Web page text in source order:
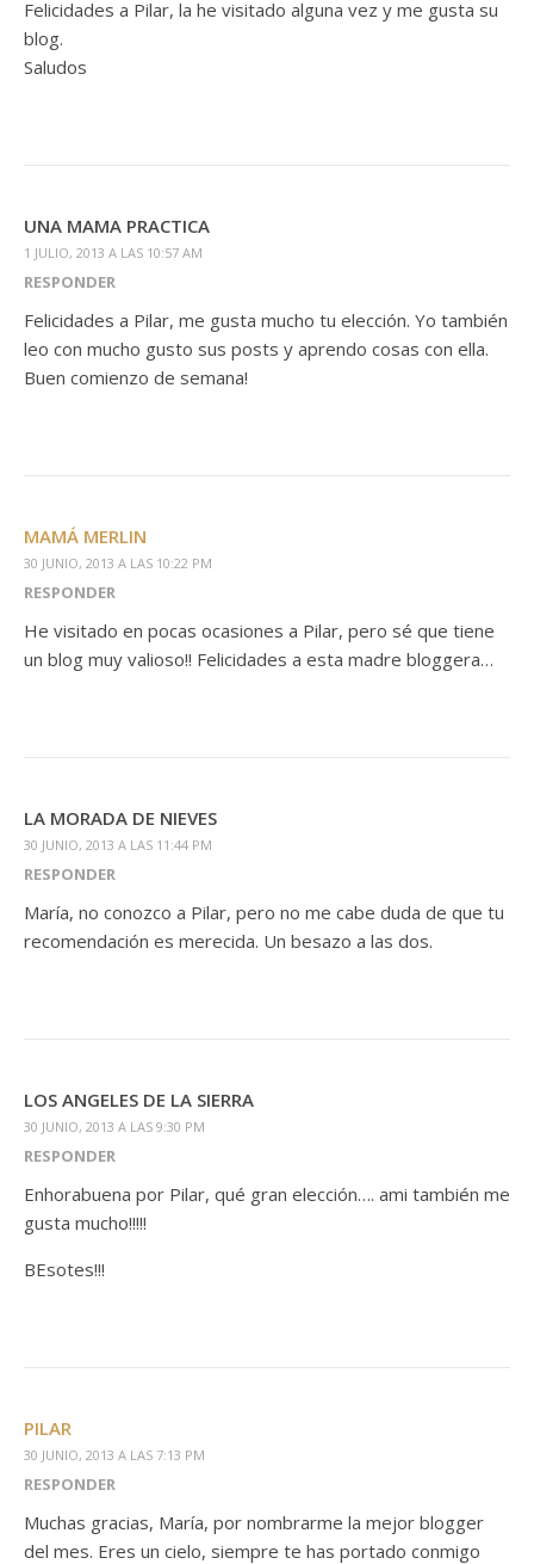
Felicidades a Pilar, la he visitado alguna vez y me gusta su
blog.
Saludos
UNA MAMA PRACTICA
1 JULIO, 2013 A LAS 10:57 AM
RESPONDER
Felicidades a Pilar, me gusta mucho tu elección. Yo también
leo con mucho gusto sus posts y aprendo cosas con ella.
Buen comienzo de semana!
MAMÁ MERLIN
30 JUNIO, 2013 A LAS 10:22 PM
RESPONDER
He visitado en pocas ocasiones a Pilar, pero sé que tiene
un blog muy valioso!! Felicidades a esta madre bloggera…
LA MORADA DE NIEVES
30 JUNIO, 2013 A LAS 11:44 PM
RESPONDER
María, no conozco a Pilar, pero no me cabe duda de que tu
recomendación es merecida. Un besazo a las dos.
LOS ANGELES DE LA SIERRA
30 JUNIO, 2013 A LAS 9:30 PM
RESPONDER
Enhorabuena por Pilar, qué gran elección…. ami también me
gusta mucho!!!!!
BEsotes!!!
PILAR
30 JUNIO, 2013 A LAS 7:13 PM
RESPONDER
Muchas gracias, María, por nombrarme la mejor blogger
del mes. Eres un cielo, siempre te has portado conmigo